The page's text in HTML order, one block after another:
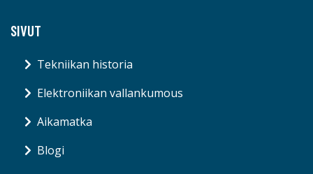
SIVUT
Tekniikan historia
Elektroniikan vallankumous
Aikamatka
Blogi